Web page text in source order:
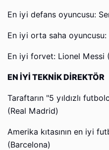
En iyi defans oyuncusu:
En iyi orta saha
En iyi forvet: Lionel Messi
EN İYİ TEKNİK DİREKTÖR
Taraftarın "5 yıldızlı
(Real Madrid)
Amerika kıtasının en iyi
(Barcelona)